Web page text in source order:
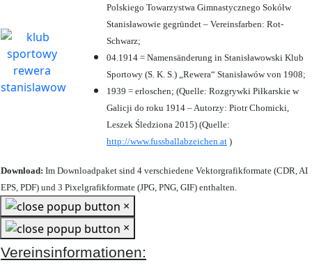
Polskiego Towarzystwa Gimnastycznego Sokółw
Stanisławowie gegründet – Vereinsfarben: Rot-
Schwarz;
04.1914 = Namensänderung in Stanisławowski Klub
Sportowy (S. K. S.) „Rewera“ Stanisławów von 1908;
1939 = erloschen; (Quelle: Rozgrywki Piłkarskie w
Galicji do roku 1914 – Autorzy: Piotr Chomicki,
Leszek Śledziona 2015) (Quelle:
http://www.fussballabzeichen.at )
Download: Im Downloadpaket sind 4 verschiedene Vektorgrafikformate (CDR, AI
EPS, PDF) und 3 Pixelgrafikformate (JPG, PNG, GIF) enthalten.
×
×
Vereinsinformationen: